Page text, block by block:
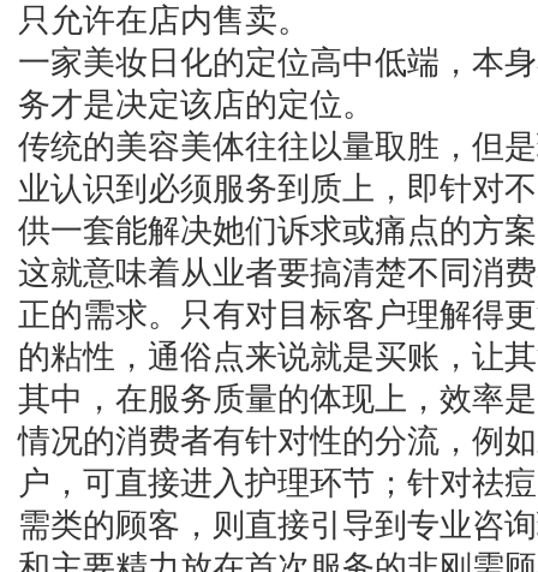
只允许在店内售卖。
一家美妆日化的定位高中低端，本
务才是决定该店的定位。
传统的美容美体往往以量取胜，但
业认识到必须服务到质上，即针对
供一套能解决她们诉求或痛点的方
这就意味着从业者要搞清楚不同消
正的需求。只有对目标客户理解得
的粘性，通俗点来说就是买账，让
其中，在服务质量的体现上，效率
情况的消费者有针对性的分流，例
户，可直接进入护理环节；针对祛
需类的顾客，则直接引导到专业咨